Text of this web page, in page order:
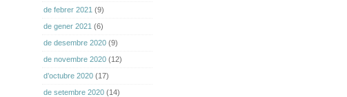
de febrer 2021 (9)
de gener 2021 (6)
de desembre 2020 (9)
de novembre 2020 (12)
d’octubre 2020 (17)
de setembre 2020 (14)